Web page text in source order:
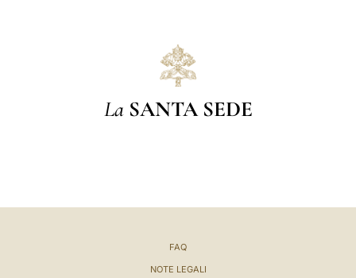
La SANTA SEDE
FAQ
NOTE LEGALI